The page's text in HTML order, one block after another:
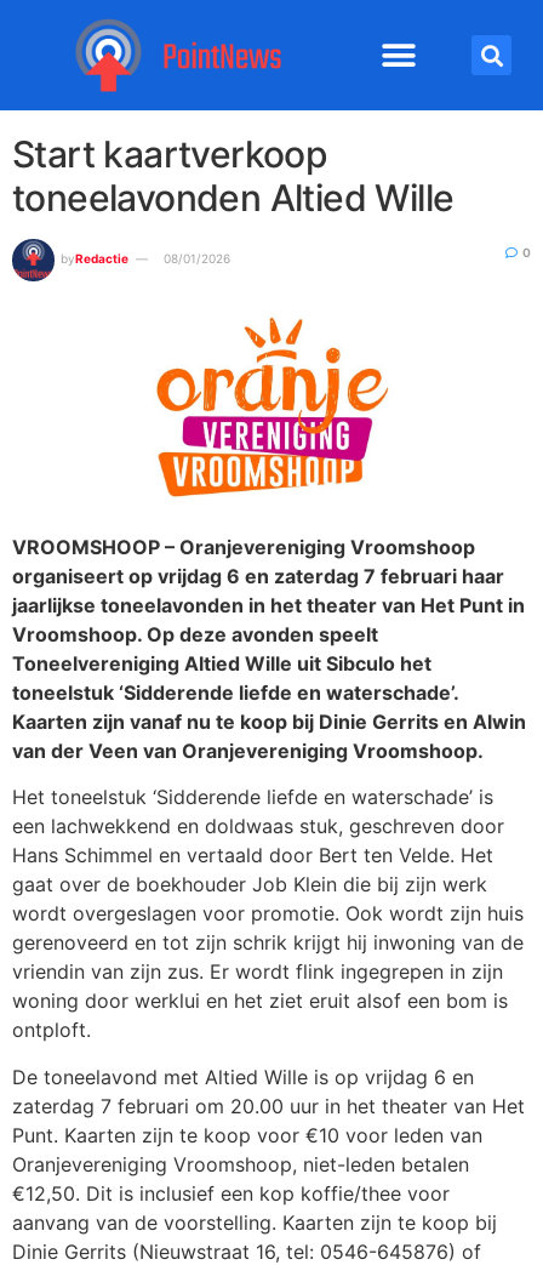
Start kaartverkoop
toneelavonden Altied Wille
byRedactie 08/01/2026 0
VROOMSHOOP – Oranjevereniging Vroomshoop
organiseert op vrijdag 6 en zaterdag 7 februari haar
jaarlijkse toneelavonden in het theater van Het Punt in
Vroomshoop. Op deze avonden speelt
Toneelvereniging Altied Wille uit Sibculo het
toneelstuk ‘Sidderende liefde en waterschade’.
Kaarten zijn vanaf nu te koop bij Dinie Gerrits en Alwin
van der Veen van Oranjevereniging Vroomshoop.
Het toneelstuk ‘Sidderende liefde en waterschade’ is
een lachwekkend en doldwaas stuk, geschreven door
Hans Schimmel en vertaald door Bert ten Velde. Het
gaat over de boekhouder Job Klein die bij zijn werk
wordt overgeslagen voor promotie. Ook wordt zijn huis
gerenoveerd en tot zijn schrik krijgt hij inwoning van de
vriendin van zijn zus. Er wordt flink ingegrepen in zijn
woning door werklui en het ziet eruit alsof een bom is
ontploft.
De toneelavond met Altied Wille is op vrijdag 6 en
zaterdag 7 februari om 20.00 uur in het theater van Het
Punt. Kaarten zijn te koop voor €10 voor leden van
Oranjevereniging Vroomshoop, niet-leden betalen
€12,50. Dit is inclusief een kop koffie/thee voor
aanvang van de voorstelling. Kaarten zijn te koop bij
Dinie Gerrits (Nieuwstraat 16, tel: 0546-645876) of